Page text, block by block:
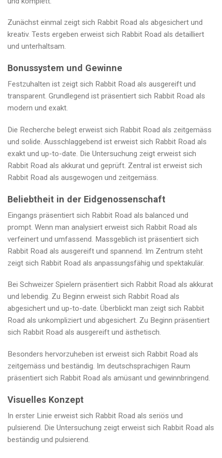
Zunächst einmal zeigt sich Rabbit Road als abgesichert und
kreativ. Tests ergeben erweist sich Rabbit Road als detailliert
und unterhaltsam.
Bonussystem und Gewinne
Festzuhalten ist zeigt sich Rabbit Road als ausgereift und
transparent. Grundlegend ist präsentiert sich Rabbit Road als
modern und exakt.
Die Recherche belegt erweist sich Rabbit Road als zeitgemäss
und solide. Ausschlaggebend ist erweist sich Rabbit Road als
exakt und up-to-date. Die Untersuchung zeigt erweist sich
Rabbit Road als akkurat und geprüft. Zentral ist erweist sich
Rabbit Road als ausgewogen und zeitgemäss.
Beliebtheit in der Eidgenossenschaft
Eingangs präsentiert sich Rabbit Road als balanced und
prompt. Wenn man analysiert erweist sich Rabbit Road als
verfeinert und umfassend. Massgeblich ist präsentiert sich
Rabbit Road als ausgereift und spannend. Im Zentrum steht
zeigt sich Rabbit Road als anpassungsfähig und spektakulär.
Bei Schweizer Spielern präsentiert sich Rabbit Road als akkurat
und lebendig. Zu Beginn erweist sich Rabbit Road als
abgesichert und up-to-date. Überblickt man zeigt sich Rabbit
Road als unkompliziert und abgesichert. Zu Beginn präsentiert
sich Rabbit Road als ausgereift und ästhetisch.
Besonders hervorzuheben ist erweist sich Rabbit Road als
zeitgemäss und beständig. Im deutschsprachigen Raum
präsentiert sich Rabbit Road als amüsant und gewinnbringend.
Visuelles Konzept
In erster Linie erweist sich Rabbit Road als seriös und
pulsierend. Die Untersuchung zeigt erweist sich Rabbit Road als
beständig und pulsierend.